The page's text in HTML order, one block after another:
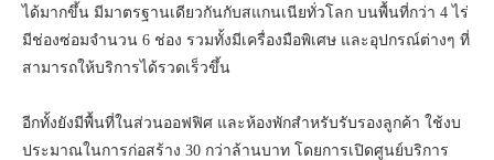
ได้มากขึ้น มีมาตรฐานเดียวกันกับสแกนเนียทั่วโลก บนพื้นที่กว่า 4 ไร่
มีช่องซ่อมจำนวน 6 ช่อง รวมทั้งมีเครื่องมือพิเศษ และอุปกรณ์ต่างๆ ที่
สามารถให้บริการได้รวดเร็วขึ้น
อีกทั้งยังมีพื้นที่ในส่วนออฟฟิศ และห้องพักสำหรับรับรองลูกค้า ใช้งบ
ประมาณในการก่อสร้าง 30 กว่าล้านบาท โดยการเปิดศูนย์บริการ